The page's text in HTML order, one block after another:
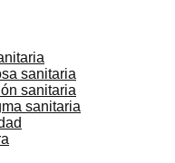
sanitaria
sanitaria
sanitaria